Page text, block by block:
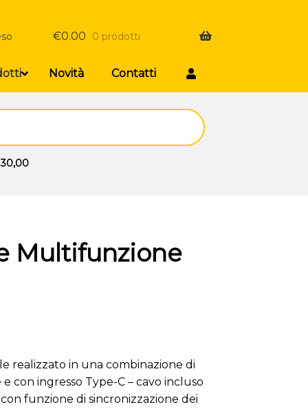
€0.00 0 prodotti
Novità Contatti
Multifunzione
realizzato in una combinazione di
con ingresso Type-C – cavo incluso
funzione di sincronizzazione dei